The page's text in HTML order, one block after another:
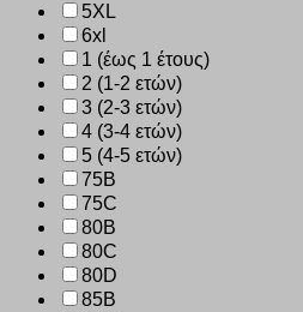
5XL
6xl
1 (έως 1 έτους)
2 (1-2 ετών)
3 (2-3 ετών)
4 (3-4 ετών)
5 (4-5 ετών)
75B
75C
80B
80C
80D
85B